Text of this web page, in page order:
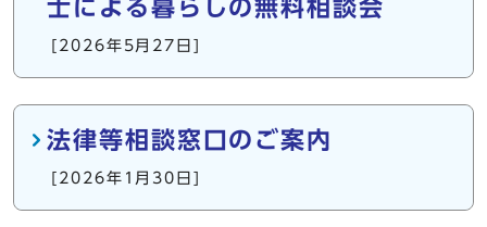
士による暮らしの無料相談会
[2026年5月27日]
法律等相談窓口のご案内
[2026年1月30日]